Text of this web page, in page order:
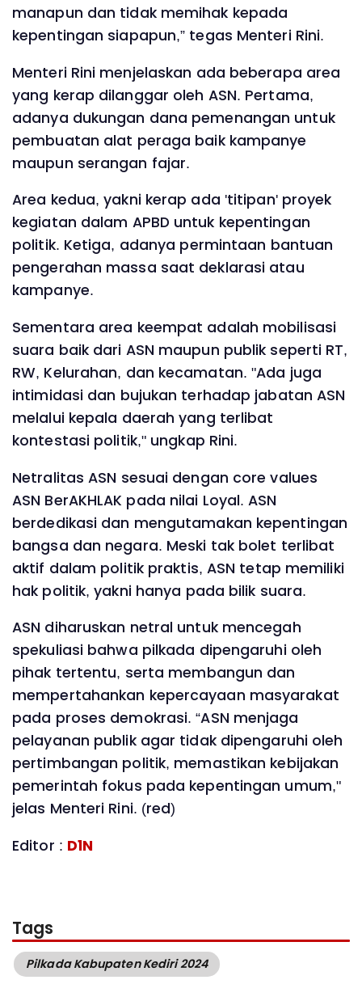
manapun dan tidak memihak kepada
kepentingan siapapun,” tegas Menteri Rini.
Menteri Rini menjelaskan ada beberapa area
yang kerap dilanggar oleh ASN. Pertama,
adanya dukungan dana pemenangan untuk
pembuatan alat peraga baik kampanye
maupun serangan fajar.
Area kedua, yakni kerap ada 'titipan' proyek
kegiatan dalam APBD untuk kepentingan
politik. Ketiga, adanya permintaan bantuan
pengerahan massa saat deklarasi atau
kampanye.
Sementara area keempat adalah mobilisasi
suara baik dari ASN maupun publik seperti RT,
RW, Kelurahan, dan kecamatan. "Ada juga
intimidasi dan bujukan terhadap jabatan ASN
melalui kepala daerah yang terlibat
kontestasi politik," ungkap Rini.
Netralitas ASN sesuai dengan core values
ASN BerAKHLAK pada nilai Loyal. ASN
berdedikasi dan mengutamakan kepentingan
bangsa dan negara. Meski tak bolet terlibat
aktif dalam politik praktis, ASN tetap memiliki
hak politik, yakni hanya pada bilik suara.
ASN diharuskan netral untuk mencegah
spekuliasi bahwa pilkada dipengaruhi oleh
pihak tertentu, serta membangun dan
mempertahankan kepercayaan masyarakat
pada proses demokrasi. “ASN menjaga
pelayanan publik agar tidak dipengaruhi oleh
pertimbangan politik, memastikan kebijakan
pemerintah fokus pada kepentingan umum,"
jelas Menteri Rini. (red)
Editor : D1N
Tags
Pilkada Kabupaten Kediri 2024